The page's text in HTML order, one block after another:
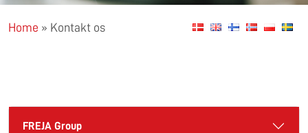
Home » Kontakt os
FREJA Group